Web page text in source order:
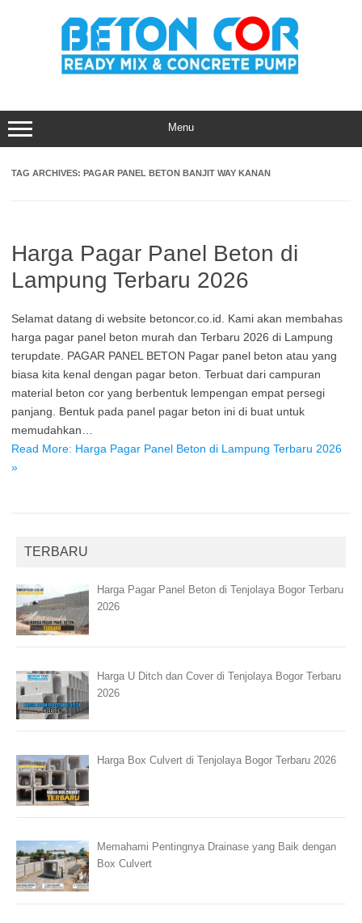
Menu
TAG ARCHIVES: PAGAR PANEL BETON BANJIT WAY KANAN
Harga Pagar Panel Beton di
Lampung Terbaru 2026
Selamat datang di website betoncor.co.id. Kami akan membahas
harga pagar panel beton murah dan Terbaru 2026 di Lampung
terupdate. PAGAR PANEL BETON Pagar panel beton atau yang
biasa kita kenal dengan pagar beton. Terbuat dari campuran
material beton cor yang berbentuk lempengan empat persegi
panjang. Bentuk pada panel pagar beton ini di buat untuk
memudahkan…
Read More: Harga Pagar Panel Beton di Lampung Terbaru 2026
»
TERBARU
Harga Pagar Panel Beton di Tenjolaya Bogor Terbaru
2026
Harga U Ditch dan Cover di Tenjolaya Bogor Terbaru
2026
Harga Box Culvert di Tenjolaya Bogor Terbaru 2026
Memahami Pentingnya Drainase yang Baik dengan
Box Culvert